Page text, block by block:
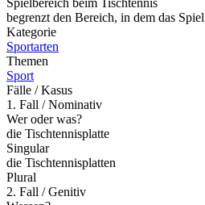
Spielbereich beim Tischtennis
begrenzt den Bereich, in dem das
Kategorie
Sportarten
Themen
Sport
Fälle / Kasus
1. Fall / Nominativ
Wer oder was?
die Tischtennisplatte
Singular
die Tischtennisplatten
Plural
2. Fall / Genitiv